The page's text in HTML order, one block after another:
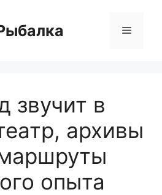
Меню
звучит в
архивы
опыта